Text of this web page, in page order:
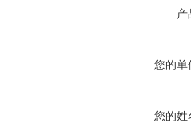
产
您的单
您的姓